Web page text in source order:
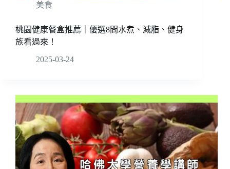
美食
桃園健康餐盒推薦｜優選8間水煮、減脂、健身
族看過來！
2025-03-24